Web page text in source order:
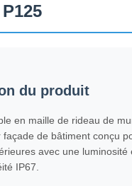
du produit
en maille de rideau de
façade de bâtiment conçu
avec une luminosité
IP67.